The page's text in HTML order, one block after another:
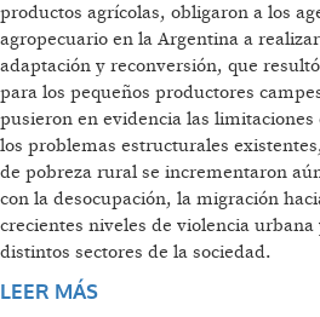
productos agrícolas, obligaron a los
agropecuario en la Argentina a
adaptación y reconversión, que
para los pequeños productores
pusieron en evidencia las
los problemas estructurales
de pobreza rural se incrementaron
con la desocupación, la migración
crecientes niveles de violencia
distintos sectores de la sociedad.
LEER MÁS